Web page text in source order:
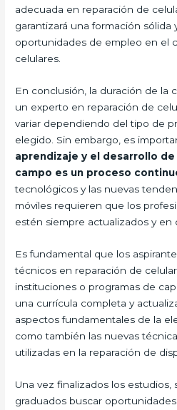
adecuada en reparación de
garantizará una formación sólida
oportunidades de empleo en el
celulares.
En conclusión, la duración de la
un experto en reparación de
variar dependiendo del tipo de
elegido. Sin embargo, es
aprendizaje y el desarrollo
campo es un proceso
tecnológicos y las nuevas
móviles requieren que los
estén siempre actualizados y en
Es fundamental que los
técnicos en reparación de
instituciones o programas de
una currícula completa y
aspectos fundamentales de la
como también las nuevas
utilizadas en la reparación de
Una vez finalizados los estudios,
graduados buscar